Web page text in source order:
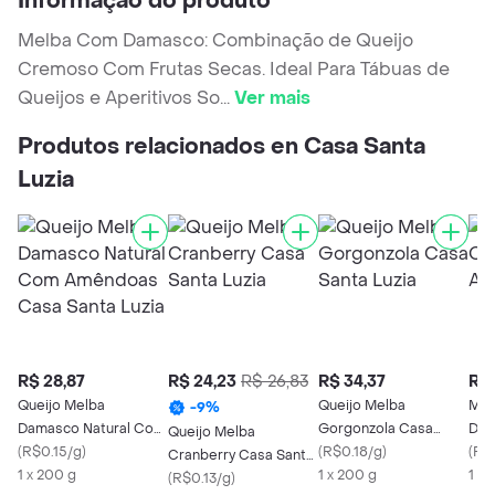
Melba Com Damasco: Combinação de Queijo
Cremoso Com Frutas Secas. Ideal Para Tábuas de
Queijos e Aperitivos So...Ver mais
Produtos relacionados en Casa Santa
Luzia
R$ 28,87
Queijo Melba
Damasco Natural Com
Amêndoas Casa Santa
Luzia
(R$0.15/g)
1 x 200 g
R$ 24,23 R$ 26,83
-9%
Queijo Melba
Cranberry Casa Santa
Luzia
(R$0.13/g)
R$ 34,37
Queijo Melba
Gorgonzola Casa
Santa Luzia
(R$0.18/g)
1 x 200 g
R$
(
1 x